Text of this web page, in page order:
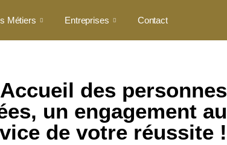
Métiers Entreprises Contact
Accueil des personnes
un engagement au
de votre réussite !